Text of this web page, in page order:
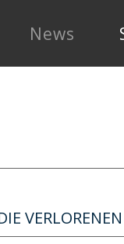
News